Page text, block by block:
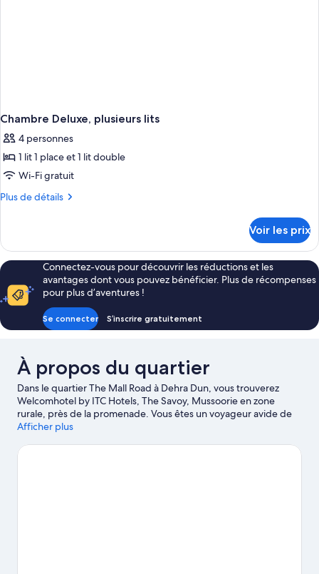
Chambre Deluxe, plusieurs lits
4 personnes
1 lit 1 place et 1 lit double
Wi-Fi gratuit
Plus de détails
Plus
le
type
de
chambre
Chambre
plusieurs
Voir les prix
Connectez-vous pour découvrir les réductions et les
avantages dont vous pouvez bénéficier. Plus de récompenses
pour plus d’aventures !
Se connecter S’inscrire gratuitement
À propos du quartier
Dans le quartier The Mall Road à Dehra Dun, vous trouverez
Welcomhotel by ITC Hotels, The Savoy, Mussoorie en zone
rurale, près de la promenade. Vous êtes un voyageur avide de
culture ? Dirigez-vous vers l'emblématique Forest Research
vous les sympathiques Gun Hill (colline touristique) et Lac de
Afficher plus